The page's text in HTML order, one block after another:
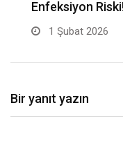
Enfeksiyon
1 Şubat 2026
Bir yanıt yazın